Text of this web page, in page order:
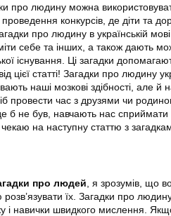
про людину можна
конкурсів, де діти та
про людину в українській
себе та інших, а також дають
існування. Ці загадки
цієї статті! Загадки про людину
наші мозкові здібності, але
провести час з друзями чи
не був, навчають нас сприймати
на наступну статтю з
про людей , я зрозумів, що
їх. Загадки про
і навички швидкого мислення.